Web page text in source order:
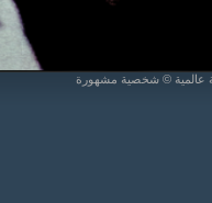
عالمية © شخصية مشهورة